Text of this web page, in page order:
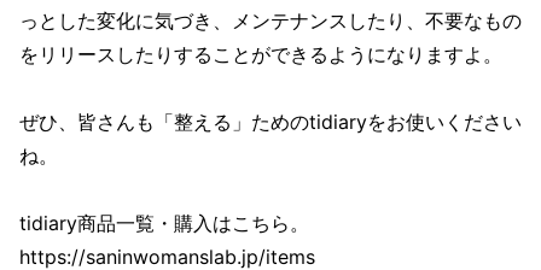
っとした変化に気づき、メンテナンスしたり、不要なもの
をリリースしたりすることができるようになりますよ。
ぜひ、皆さんも「整える」ためのtidiaryをお使いください
ね。
tidiary商品一覧・購入はこちら。
https://saninwomanslab.jp/items